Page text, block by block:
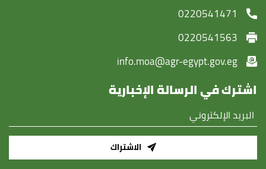
0220541471
0220541563
info.moa@agr-egypt.gov.eg
اشترك في الرسالة الإخبارية
الاشتراك